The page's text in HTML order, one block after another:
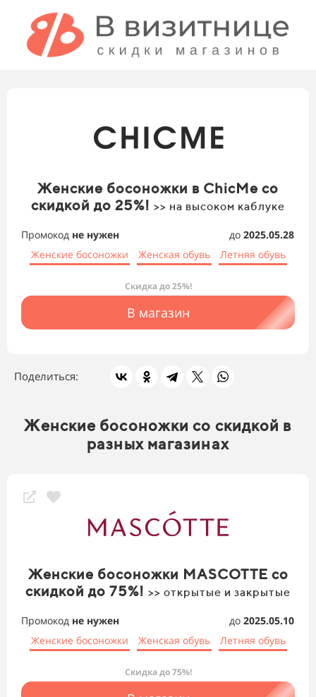
Женские босоножки в ChicMe со
скидкой до 25%! >> на высоком каблуке
Промокод не нужен до 2025.05.28
Женские босоножки
Женская обувь Летняя обувь
Скидка до 25%!
В магазин
Поделиться:
Женские босоножки со скидкой в
разных магазинах
Женские босоножки MASCOTTE со
скидкой до 75%! >> открытые и закрытые
Промокод не нужен до 2025.05.10
Женские босоножки
Женская обувь Летняя обувь
Скидка до 75%!